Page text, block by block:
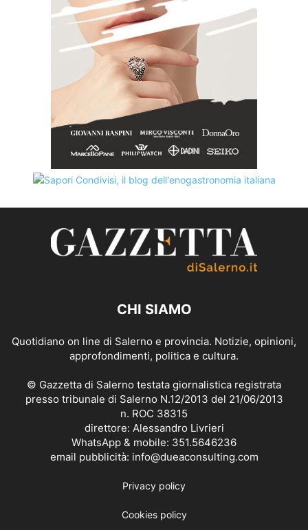
CHI SIAMO
Quotidiano on line di Salerno e provincia. Notizie, opinioni,
approfondimenti, politica e cultura.
© Gazzetta di Salerno testata giornalistica registrata
presso tribunale di Salerno N.12/2013 del 21/06/2013
n. ROC 38315
direttore: Alessandro Livrieri
WhatsApp & mobile: 351.5646236
email pubblicità: info@dueaconsulting.com
Privacy policy
Cookies policy